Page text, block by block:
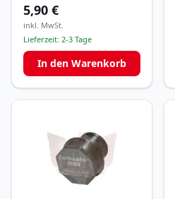
5,90 €
inkl. MwSt.
Lieferzeit: 2-3 Tage
In den Warenkorb